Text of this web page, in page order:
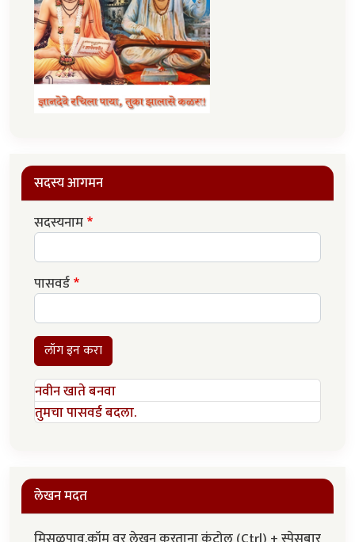
सदस्य आगमन
सदस्यनाम
पासवर्ड
लॉग इन करा
नवीन खाते बनवा
तुमचा पासवर्ड बदला.
लेखन मदत